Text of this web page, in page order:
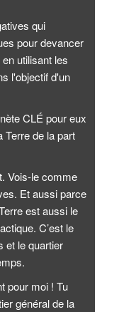
qui
pour devancer
utilisant les
l'objectif d'un
CLÉ pour eux
Terre de la part
Vois-le comme
Et aussi parce
est aussi le
C’est le
et le quartier
pour moi ! Tu
général de la